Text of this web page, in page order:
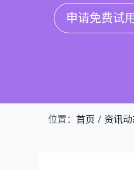
申请免费试
申请免费试
申请免费试
申请免费试
位置： 首页 资讯